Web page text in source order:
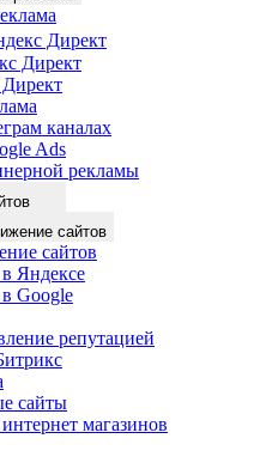
Директ
Директ
каналах
Ads
рекламы
сайтов
сайтов
Яндексе
Google
репутацией
сайты
магазинов